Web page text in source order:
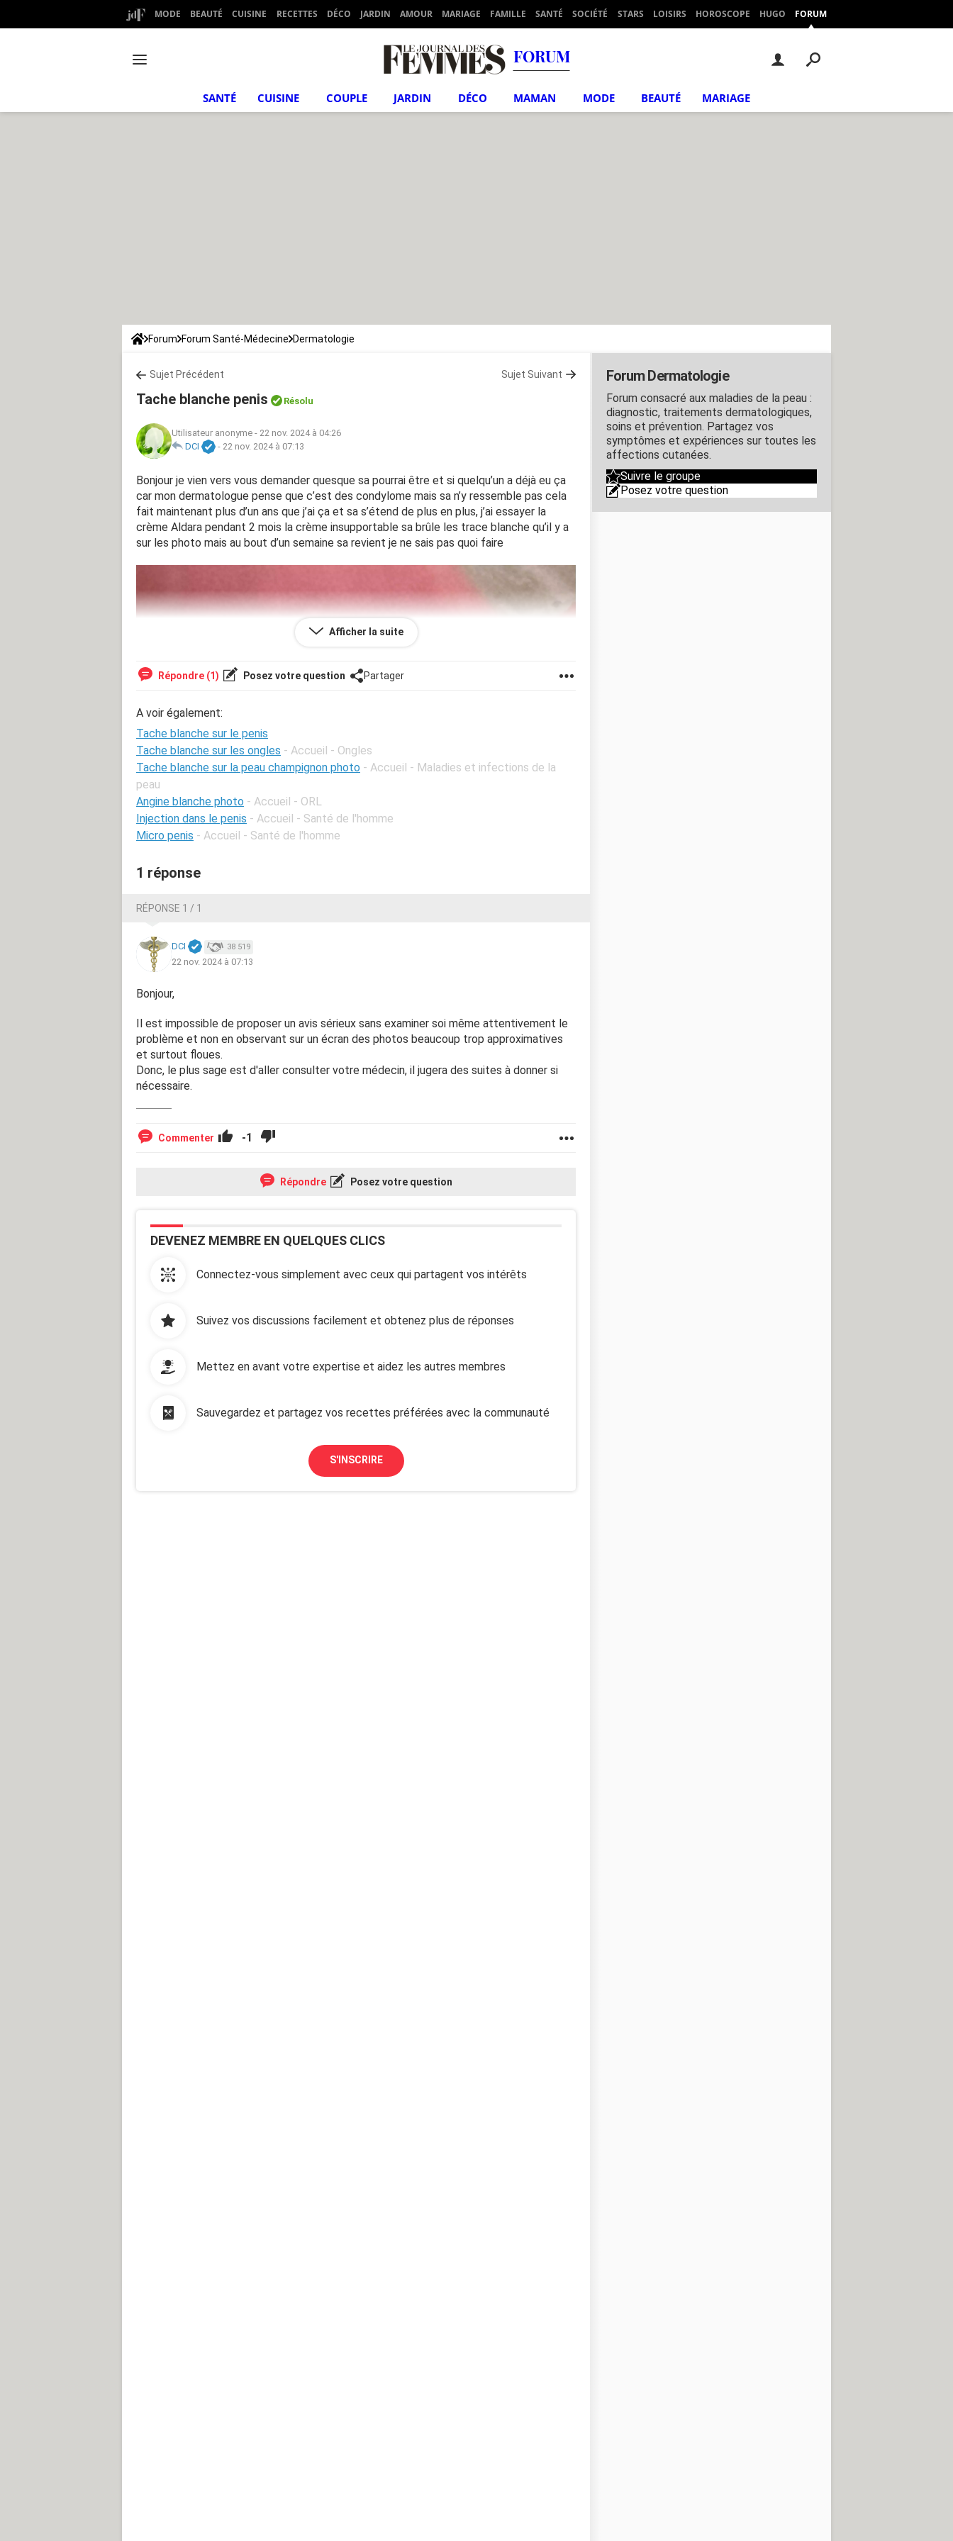
MODE BEAUTÉ CUISINE RECETTES DÉCO JARDIN AMOUR MARIAGE FAMILLE SANTÉ SOCIÉTÉ STARS LOISIRS HOROSCOPE HUGO FORUM
FORUM
SANTÉ CUISINE COUPLE JARDIN DÉCO MAMAN MODE BEAUTÉ MARIAGE
Forum Forum Santé-Médecine Dermatologie
Sujet Précédent Sujet Suivant
Tache blanche penis Résolu
Utilisateur anonyme - 22 nov. 2024 à 04:26
DCI
- 22 nov. 2024 à 07:13
Bonjour je vien vers vous demander quesque sa pourrai être et si quelqu’un a déjà eu ça
car mon dermatologue pense que c’est des condylome mais sa n’y ressemble pas cela
fait maintenant plus d’un ans que j’ai ça et sa s’étend de plus en plus, j’ai essayer la
crème Aldara pendant 2 mois la crème insupportable sa brûle les trace blanche qu’il y a
sur les photo mais au bout d’un semaine sa revient je ne sais pas quoi faire
Afficher la suite
Répondre (1) Posez votre question Partager
A voir également:
Tache blanche sur le penis
Tache blanche sur les ongles - Accueil - Ongles
Tache blanche sur la peau champignon photo - Accueil - Maladies et infections de la
peau
Angine blanche photo - Accueil - ORL
Injection dans le penis - Accueil - Santé de l'homme
Micro penis - Accueil - Santé de l'homme
1 réponse
RÉPONSE 1 / 1
DCI 38 519
22 nov. 2024 à 07:13
Bonjour,
Il est impossible de proposer un avis sérieux sans examiner soi même attentivement le
problème et non en observant sur un écran des photos beaucoup trop approximatives
et surtout floues.
Donc, le plus sage est d'aller consulter votre médecin, il jugera des suites à donner si
nécessaire.
Commenter -1
Répondre Posez votre question
DEVENEZ MEMBRE EN QUELQUES CLICS
Connectez-vous simplement avec ceux qui partagent vos intérêts
Suivez vos discussions facilement et obtenez plus de réponses
Mettez en avant votre expertise et aidez les autres membres
Sauvegardez et partagez vos recettes préférées avec la communauté
S'INSCRIRE
Forum Dermatologie
Forum consacré aux maladies de la peau :
diagnostic, traitements dermatologiques,
soins et prévention. Partagez vos
symptômes et expériences sur toutes les
affections cutanées.
Suivre le groupe
Posez votre question